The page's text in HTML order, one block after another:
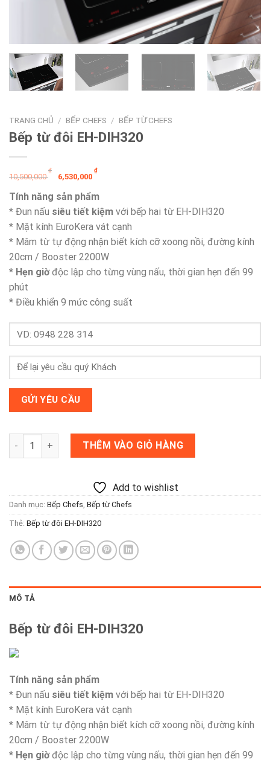
TRANG CHỦ / BẾP CHEFS / BẾP TỪ CHEFS
Bếp từ đôi EH-DIH320
10,500,000
₫
Giá
gốc
là:
10,500,000 ₫.
6,530,000
₫Giá
tại
là:
6,530,000 ₫.
Tính năng sản phẩm
* Đun nấu siêu tiết kiệm với bếp hai từ EH-DIH320
* Mặt kính EuroKera vát cạnh
* Mâm từ tự động nhận biết kích cỡ xoong nồi, đường kính
20cm / Booster 2200W
* Hẹn giờđộc lập cho từng vùng nấu, thời gian hẹn đến 99
phút
* Điều khiển 9 mức công suất
Bếp từ đôi EH-DIH320 số lượngTHÊM VÀO GIỎ HÀNG
Add to wishlist
Danh mục: Bếp Chefs, Bếp từ Chefs
Thẻ: Bếp từ đôi EH-DIH320
MÔ TẢ
Bếp từ đôi EH-DIH320
Tính năng sản phẩm
* Đun nấu siêu tiết kiệm với bếp hai từ EH-DIH320
* Mặt kính EuroKera vát cạnh
* Mâm từ tự động nhận biết kích cỡ xoong nồi, đường kính
20cm / Booster 2200W
* Hẹn giờđộc lập cho từng vùng nấu, thời gian hẹn đến 99